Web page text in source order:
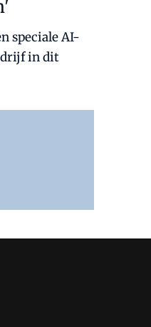
speciale AI-
in dit